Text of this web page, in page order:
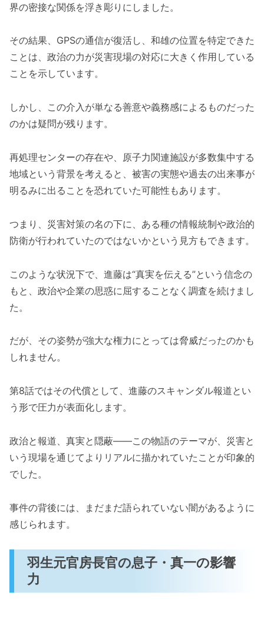
界の密接な関係を浮き彫りにしました。
その結果、GPSの通信が復活し、和雄の位置を特定できた
ことは、政治の力が災害現場の対応に大きく作用している
ことを示しています。
しかし、この介入が単なる善意や義務感によるものだった
のかは疑問が残ります。
再処理センターの存在や、原子力関連施設が多数集中する
地域という背景を考えると、被害の実態や過去の出来事が
明るみに出ることを恐れていた可能性もあります。
つまり、災害対策の名の下に、ある種の情報統制や政治的
防衛が行われていたのではないかという見方もできます。
このような状況下で、進藤は“真実を伝える”という信念の
もと、政治や企業の思惑に屈することなく調査を続けまし
た。
だが、その姿勢が強大な権力にとっては脅威だったのかも
しれません。
第8話ではその代償として、進藤のスキャンダル報道とい
う形で圧力が表面化します。
政治と報道、真実と隠蔽——この物語のテーマが、災害と
いう現場を通じてよりリアルに描かれていたことが印象的
でした。
事件の背後には、まだまだ語られていない闇があるように
感じられます。
羽生元官房長官の息子・真一の影響
力